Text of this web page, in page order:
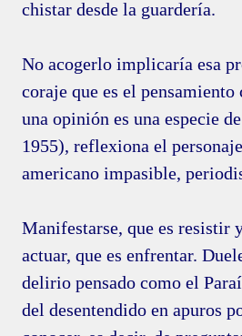
chistar desde la guardería.
No acogerlo implicaría esa
coraje que es el
una opinión es una especie
1955), reflexiona el
americano impasible,
Manifestarse, que es resistir
actuar, que es enfrentar.
delirio pensado como el
del desentendido en apuros